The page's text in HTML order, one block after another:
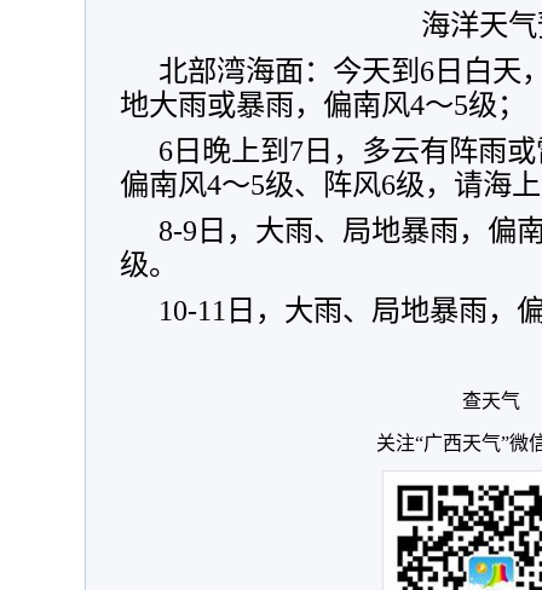
海洋天
北部湾海面：今天到6日白天
地大雨或暴雨，偏南风4～5级；
6日晚上到7日，多云有阵雨
偏南风4～5级、阵风6级，请海
8-9日，大雨、局地暴雨，偏
级。
10-11日，大雨、局地暴雨，
查天气
关注“广西天气”微